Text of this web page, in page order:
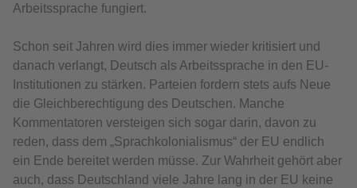
Arbeitssprache fungiert.
Schon seit Jahren wird dies immer wieder kritisiert und
danach verlangt, Deutsch als Arbeitssprache in den EU-
Institutionen zu stärken. Parteien fordern stets aufs Neue
die Gleichberechtigung des Deutschen. Manche
Kommentatoren versteigen sich sogar darin, davon zu
reden, dass dem „Sprachkolonialismus“ der EU endlich
ein Ende bereitet werden müsse. Zur Wahrheit gehört aber
auch, dass Deutschland viele Jahre lang in der EU keine